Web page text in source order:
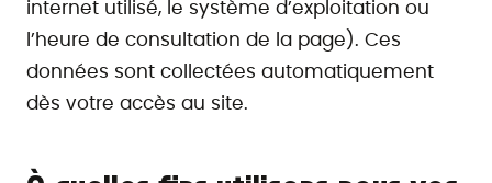
internet utilisé, le système d’exploitation ou
l’heure de consultation de la page). Ces
données sont collectées automatiquement
dès votre accès au site.